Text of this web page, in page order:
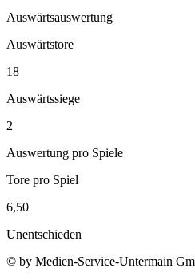
Auswärtsauswertung
Auswärtstore
18
Auswärtssiege
2
Auswertung pro Spiele
Tore pro Spiel
6,50
Unentschieden
© by Medien-Service-Untermain